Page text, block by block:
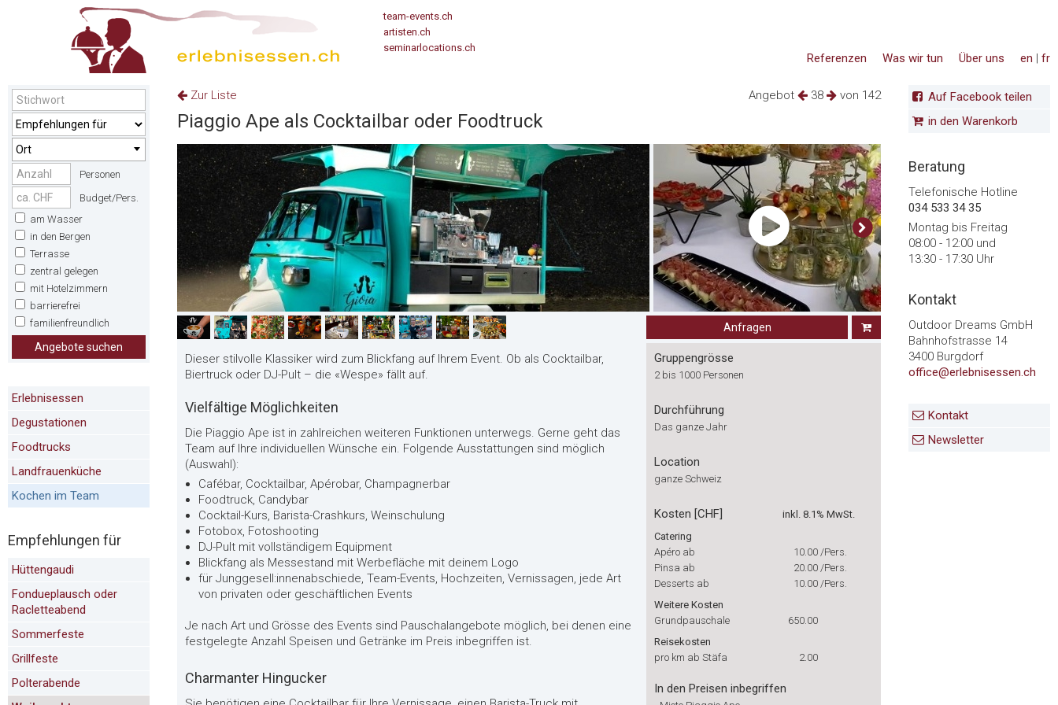
team-events.ch
artisten.ch
seminarlocations.ch
en | fr
Über uns
Was wir tun
Referenzen
Ort
Personen
Budget/Pers.
am Wasser
in den Bergen
Terrasse
zentral gelegen
mit Hotelzimmern
barrierefrei
familienfreundlich
Angebote suchen
Erlebnisessen
Degustationen
Foodtrucks
Landfrauenküche
Kochen im Team
Empfehlungen für
Hüttengaudi
Fondueplausch oder
Racletteabend
Sommerfeste
Grillfeste
Polterabende
Angebot 38 von 142
Zur Liste
Piaggio Ape als Cocktailbar oder Foodtruck
Anfragen
Dieser stilvolle Klassiker wird zum Blickfang auf Ihrem Event. Ob als Cocktailbar,
Biertruck oder DJ-Pult – die «Wespe» fällt auf.
Vielfältige Möglichkeiten
Die Piaggio Ape ist in zahlreichen weiteren Funktionen unterwegs. Gerne geht das
Team auf Ihre individuellen Wünsche ein. Folgende Ausstattungen sind möglich
(Auswahl):
Cafébar, Cocktailbar, Apérobar, Champagnerbar
Foodtruck, Candybar
Cocktail-Kurs, Barista-Crashkurs, Weinschulung
Fotobox, Fotoshooting
DJ-Pult mit vollständigem Equipment
Blickfang als Messestand mit Werbefläche mit deinem Logo
für Junggesell:innenabschiede, Team-Events, Hochzeiten, Vernissagen, jede Art
von privaten oder geschäftlichen Events
Je nach Art und Grösse des Events sind Pauschalangebote möglich, bei denen eine
festgelegte Anzahl Speisen und Getränke im Preis inbegriffen ist.
Charmanter Hingucker
Gruppengrösse
2 bis 1000 Personen
Durchführung
Das ganze Jahr
Location
ganze Schweiz
Kosten [CHF]
inkl. 8.1% MwSt.
Catering
Apéro ab
10.00 /Pers.
Pinsa ab
20.00 /Pers.
Desserts ab
10.00 /Pers.
Weitere Kosten
Grundpauschale
650.00
Reisekosten
pro km ab Stäfa
2.00
In den Preisen inbegriffen
Auf Facebook teilen
in den Warenkorb
Beratung
Telefonische Hotline
034 533 34 35
Montag bis Freitag
08:00 - 12:00 und
13:30 - 17:30 Uhr
Kontakt
Outdoor Dreams GmbH
Bahnhofstrasse 14
3400 Burgdorf
office@erlebnisessen.ch
Kontakt
Newsletter